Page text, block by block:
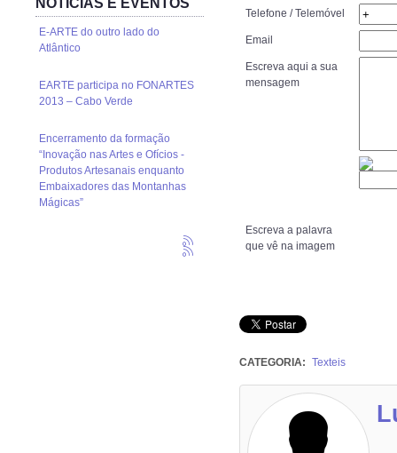
E-ARTE do outro lado do
Atlântico
EARTE participa no FONARTES
2013 – Cabo Verde
Encerramento da formação
“Inovação nas Artes e Ofícios -
Produtos Artesanais enquanto
Embaixadores das Montanhas
Mágicas”
Telefone / Telemóvel
Email
Escreva aqui a sua
mensagem
Escreva a palavra
que vê na imagem
CATEGORIA: Texteis